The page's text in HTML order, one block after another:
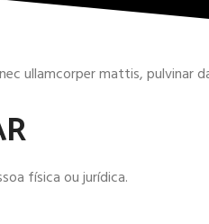
ullamcorper mattis, pulvinar
física ou jurídica.